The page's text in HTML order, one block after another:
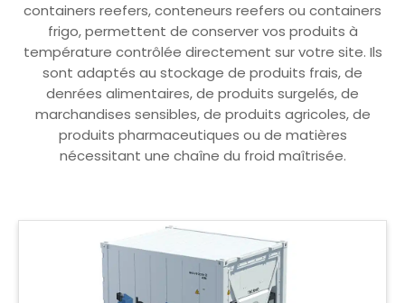
containers reefers, conteneurs reefers ou containers
frigo, permettent de conserver vos produits à
température contrôlée directement sur votre site. Ils
sont adaptés au stockage de produits frais, de
denrées alimentaires, de produits surgelés, de
marchandises sensibles, de produits agricoles, de
produits pharmaceutiques ou de matières
nécessitant une chaîne du froid maîtrisée.